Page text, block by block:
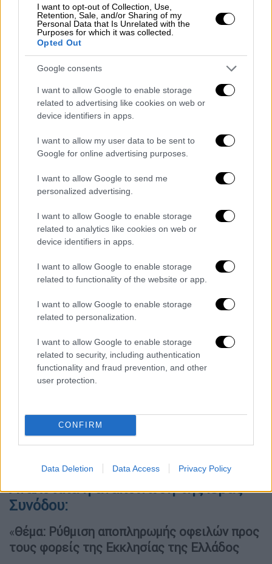
I want to opt-out of Collection, Use,
Retention, Sale, and/or Sharing of my
Personal Data that Is Unrelated with the
Purposes for which it was collected.
Opted Out
Google consents
I want to allow Google to enable storage
related to advertising like cookies on web or
device identifiers in apps.
I want to allow my user data to be sent to
Google for online advertising purposes.
I want to allow Google to send me
personalized advertising.
I want to allow Google to enable storage
related to analytics like cookies on web or
device identifiers in apps.
I want to allow Google to enable storage
related to functionality of the website or app.
I want to allow Google to enable storage
related to personalization.
I want to allow Google to enable storage
related to security, including authentication
functionality and fraud prevention, and other
user protection.
CONFIRM
Data Deletion Data Access Privacy Policy
συνολικά για την Εκκλησία και με αυτό τον
τρόπο βγαίνει «κερδισμένο» και το
Πανελλήνιο Ιερό Ίδρυμα Ευαγγελιστρίας
Τήνου, δηλαδή ένα κρατικό νομικό πρόσωπο
δημοσίου δικαίου.
«Η νομοθέτηση της δυνατότητας ενός
εκκλησιαστικού φορέα να συμφωνήσει τον
απαιτήσεών του με τον οφειλέτη του, όταν
μάλιστα πρόκειται για το κρατικό Ιερό
Ίδρυμα Ευαγγελιστρίας Τήνου, αποτελεί
αξιέπαινη αρωγή από το Κράτος και την
Κάθε στήριξη προς το Ιερό Ίδρυμα γίνεται
επ’ ωφελεία της βιωσιμότητάς του και του
κοινωνικού συνόλου, που ευεργετείται από
το Ίδρυμα, και όχι προς αθέμιτη ή ατομική
καθήκον διοικήσεως του Ιδρύματος»
αναφέρει η Ιερά Σύνοδος στην ανακοίνωσή
Να σημειωθεί ότι το Ίδρυμα στα 200 χρόνια
λειτουργίας του, από το 1823 μέχρι σήμερα,
κοινωνικό, εκκλησιαστικό και φιλανθρωπικό
έργο και ποτέ δεν έχει ζητήσει κρατική
επιχορήγηση, ενώ αντίθετα πληρώνει προς
το κράτος του όλες τις υποχρεώσεις του.
Αναλυτικά η ανακοίνωση της Ιεράς
Συνόδου:
«Θέμα: Ρύθμιση αποπληρωμής οφειλών προς
τους φορείς της Εκκλησίας της Ελλάδος